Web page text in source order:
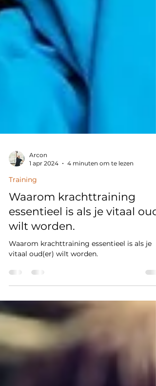
1 apr 2024
4 minuten om te lezen
Training
Waarom krachttraining
essentieel is als je vitaal oud
wilt worden.
vitaal oud(er) wilt worden.